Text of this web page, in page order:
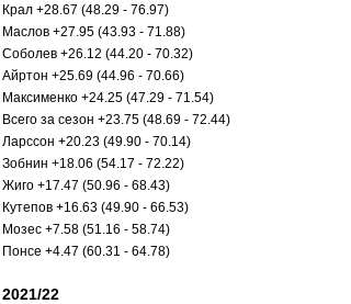
Крал +28.67 (48.29 - 76.97)
Маслов +27.95 (43.93 - 71.88)
Соболев +26.12 (44.20 - 70.32)
Айртон +25.69 (44.96 - 70.66)
Максименко +24.25 (47.29 - 71.54)
Всего за сезон +23.75 (48.69 - 72.44)
Ларссон +20.23 (49.90 - 70.14)
Зобнин +18.06 (54.17 - 72.22)
Жиго +17.47 (50.96 - 68.43)
Кутепов +16.63 (49.90 - 66.53)
Мозес +7.58 (51.16 - 58.74)
Понсе +4.47 (60.31 - 64.78)
2021/22